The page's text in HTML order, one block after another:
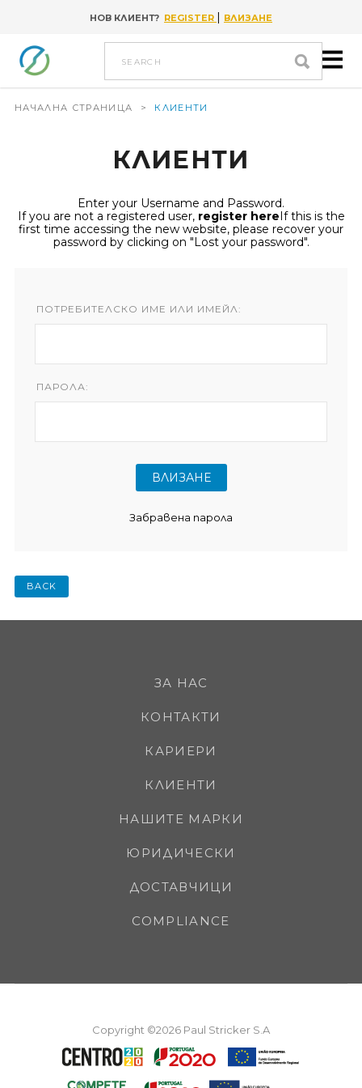
Go to contentНОВ КЛИЕНТ? REGISTER | ВЛИЗАНЕ
search
НАЧАЛНА СТРАНИЦА > КЛИЕНТИ
КЛИЕНТИ
Enter your Username and Password.
If you are not a registered user, register hereIf this is the
first time accessing the new website, please recover your
password by clicking on "Lost your password".
ПОТРЕБИТЕЛСКО ИМЕ ИЛИ ИМЕЙЛ:
ПАРОЛА:
Забравена парола
BACK
ЗА НАС
КОНТАКТИ
КАРИЕРИ
КЛИЕНТИ
НАШИТЕ МАРКИ
ЮРИДИЧЕСКИ
ДОСТАВЧИЦИ
COMPLIANCE
Copyright ©2026 Paul Stricker S.A